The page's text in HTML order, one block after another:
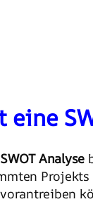
eine
SWOT Analyse